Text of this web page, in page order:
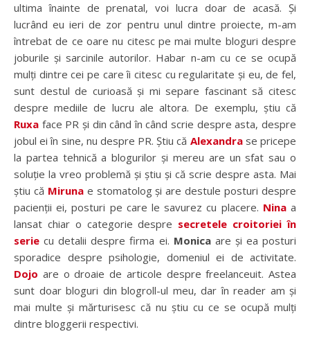
ultima înainte de prenatal, voi lucra doar de acasă. Și
lucrând eu ieri de zor pentru unul dintre proiecte, m-am
întrebat de ce oare nu citesc pe mai multe bloguri despre
joburile și sarcinile autorilor. Habar n-am cu ce se ocupă
mulți dintre cei pe care îi citesc cu regularitate și eu, de fel,
sunt destul de curioasă și mi separe fascinant să citesc
despre mediile de lucru ale altora. De exemplu, știu că
Ruxa face PR și din când în când scrie despre asta, despre
jobul ei în sine, nu despre PR. Știu că Alexandrase pricepe
la partea tehnică a blogurilor și mereu are un sfat sau o
soluție la vreo problemă și știu și că scrie despre asta. Mai
știu că Mirunae stomatolog și are destule posturi despre
pacienții ei, posturi pe care le savurez cu placere. Ninaa
lansat chiar o categorie despre secretele croitoriei în
serie cu detalii despre firma ei. Monicaare și ea posturi
sporadice despre psihologie, domeniul ei de activitate.
Dojo are o droaie de articole despre freelanceuit. Astea
sunt doar bloguri din blogroll-ul meu, dar în reader am și
mai multe și mărturisesc că nu știu cu ce se ocupă mulți
dintre bloggerii respectivi.